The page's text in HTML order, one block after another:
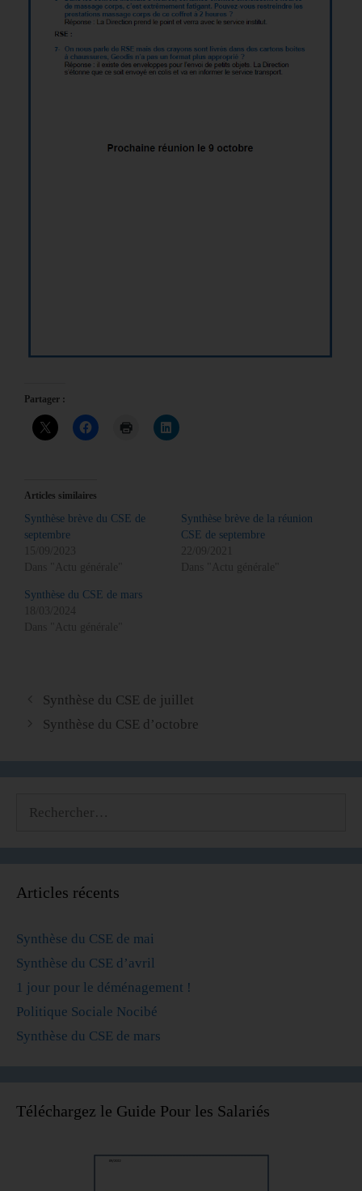
Partager :
Articles similaires
Synthèse brève du CSE de
septembre
15/09/2023
Dans "Actu générale"
Synthèse brève de la réunion
CSE de septembre
22/09/2021
Dans "Actu générale"
Synthèse du CSE de mars
18/03/2024
Dans "Actu générale"
Synthèse du CSE de juillet
Synthèse du CSE d’octobre
Articles récents
Synthèse du CSE de mai
Synthèse du CSE d’avril
1 jour pour le déménagement !
Politique Sociale Nocibé
Synthèse du CSE de mars
Téléchargez le Guide Pour les Salariés